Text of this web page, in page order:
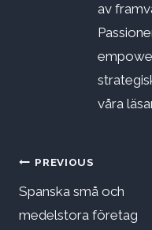
av
våra
PREVIOUS
Spanska små och
medelstora företag